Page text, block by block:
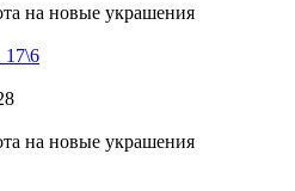
на новые украшения
на новые украшения